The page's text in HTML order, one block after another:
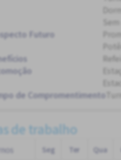
Futuro
de Compromentimento
de trabalho
Seg Ter Qua